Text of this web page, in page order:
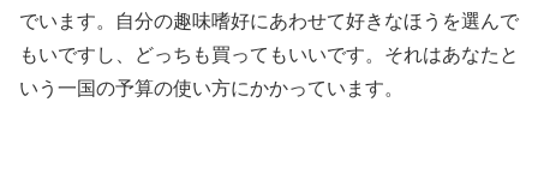
でいます。自分の趣味嗜好にあわせて好きなほうを選んで
もいですし、どっちも買ってもいいです。それはあなたと
いう一国の予算の使い方にかかっています。